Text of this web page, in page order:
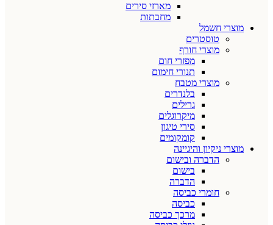
מארזי סירים
מחבתות
מוצרי חשמל
טוסטרים
מוצרי חורף
מפזרי חום
תנורי חימום
מוצרי מטבח
בלנדרים
גרילים
מיקרוגלים
סירי טיגון
קומקומים
מוצרי ניקיון והיגיינה
הדברה ובישום
בישום
הדברה
חומרי כביסה
כביסה
מרכך כביסה